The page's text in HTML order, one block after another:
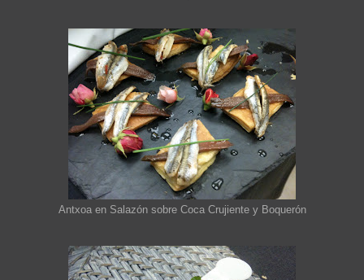
Antxoa en Salazón sobre Coca Crujiente y Boquerón